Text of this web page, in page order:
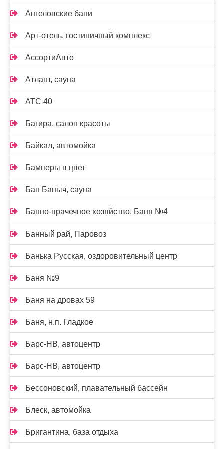
Ангеловские бани
Арт-отель, гостиничный комплекс
АссортиАвто
Атлант, сауна
АТС 40
Багира, салон красоты
Байкал, автомойка
Бамперы в цвет
Бан Баныч, сауна
Банно-прачечное хозяйство, Баня №4
Банный рай, Паровоз
Банька Русская, оздоровительный центр
Баня №9
Баня на дровах 59
Баня, н.п. Гладкое
Барс-НВ, автоцентр
Барс-НВ, автоцентр
Бессоновский, плавательный бассейн
Блеск, автомойка
Бригантина, база отдыха